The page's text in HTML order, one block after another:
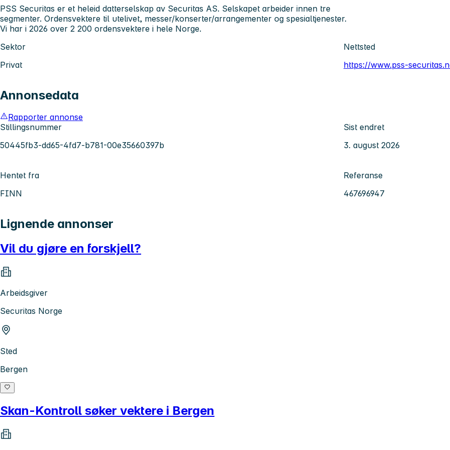
PSS Securitas er et heleid datterselskap av Securitas AS. Selskapet arbeider innen tre
segmenter. Ordensvektere til utelivet, messer/konserter/arrangementer og spesialtjenester.
Vi har i 2026 over 2 200 ordensvektere i hele Norge.
Sektor
Privat
Nettsted
https://www.pss-
Annonsedata
Rapporter annonse
Stillingsnummer
50445fb3-dd65-4fd7-b781-00e35660397b
Sist endret
3. august 2026
Hentet fra
FINN
Referanse
467696947
Lignende annonser
Vil du gjøre en forskjell?
Arbeidsgiver
Securitas Norge
Sted
Bergen
Skan-Kontroll søker vektere i Bergen